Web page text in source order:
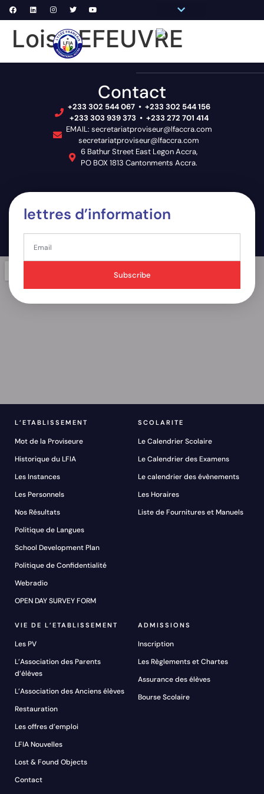
Lois LEFEUVRE
Contact
+233 302 544 067 • +233 302 544 156
+233 303 939 373 • +233 272 701 414
EMAIL: secretariatproviseur@lfaccra.com
secretariatproviseur@lfaccra.com
6 Bathur Street East Legon Accra,
PO BOX 1813 Cantonments Accra.
lettres d’information
Subscribe
L’ETABLISSEMENT
Mot de la Proviseure
Historique du LFIA
Les Instances
Les Personnels
Nos Résultats
Politique de Langues
School Development Plan
Politique de Confidentialité
Webradio
OPEN DAY SURVEY FORM
SCOLARITE
Le Calendrier Scolaire
Le Calendrier des Examens
Le calendrier des évènements
Les Horaires
Liste de Fournitures et Manuels
ADMISSIONS
Inscription
Les Règlements et Chartes
Assurance des élèves
Bourse Scolaire
VIE DE L’ETABLISSEMENT
Les PV
L’Association des Parents
d’élèves
L’Association des Anciens élèves
Restauration
Les offres d’emploi
LFIA Nouvelles
Lost & Found Objects
Contact